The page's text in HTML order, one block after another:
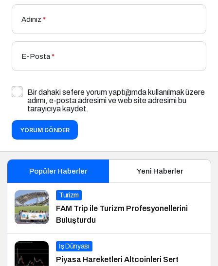
Adınız *
E-Posta*
Bir dahaki sefere yorum yaptığımda kullanılmak üzere
adımı, e-posta adresimi ve web site adresimi bu
tarayıcıya kaydet.
YORUM GÖNDER
Popüler Haberler Yeni Haberler
Turizm
FAM Trip ile Turizm Profesyonellerini
Buluşturdu
İş Dünyası
Piyasa Hareketleri Altcoinleri Sert